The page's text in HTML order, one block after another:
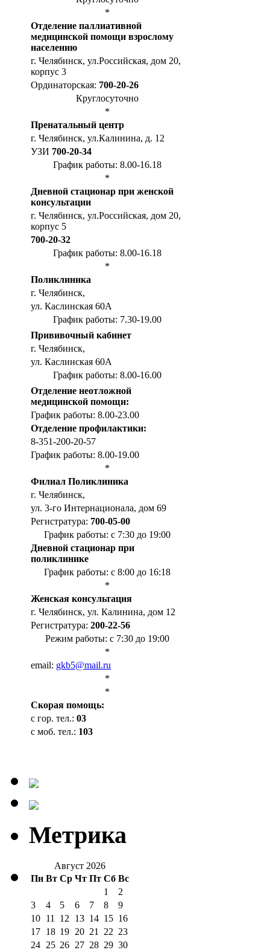
*
Отделение паллиативной
медицинской помощи взрослому
населению
г. Челябинск, ул.Российская, дом 20,
корпус 3
Ординаторская: 700-20-26
Круглосуточно
*
Пренатальный центр
г. Челябинск, ул.Калинина, д. 12
УЗИ 700-20-34
График работы: 8.00-16.18
*
Дневной стационар при женской
консультации
г. Челябинск, ул.Российская, дом 20,
корпус 5
700-20-32
График работы: 8.00-16.18
*
Поликлиника
г. Челябинск,
ул. Каслинская 60А
График работы: 7.30-19.00
Прививочный кабинет
г. Челябинск,
ул. Каслинская 60А
График работы: 8.00-16.00
Отделение неотложной
медицинской помощи:
График работы: 8.00-23.00
Отделение профилактики:
8-351-200-20-57
График работы: 8.00-19.00
*
Филиал Поликлиника
г. Челябинск,
ул. 3-го Интернационала, дом 69
Регистратура: 700-05-00
График работы: с 7:30 до 19:00
Дневной стационар при
поликлинике
График работы: с 8:00 до 16:18
*
Женская консультация
г. Челябинск, ул. Калинина, дом 12
Регистратура: 200-22-56
Режим работы: с 7:30 до 19:00
*
email: gkb5@mail.ru
*
*
Cкорая помощь:
с гор. тел.: 03
с моб. тел.: 103
Метрика
Август 2026
Пн Вт Ср Чт Пт Сб Вс
1
2
3
4 5 6 7 8
9
10 11 12 13 14 15 16
17 18 19 20 21 22 23
24 25 26 27 28 29 30